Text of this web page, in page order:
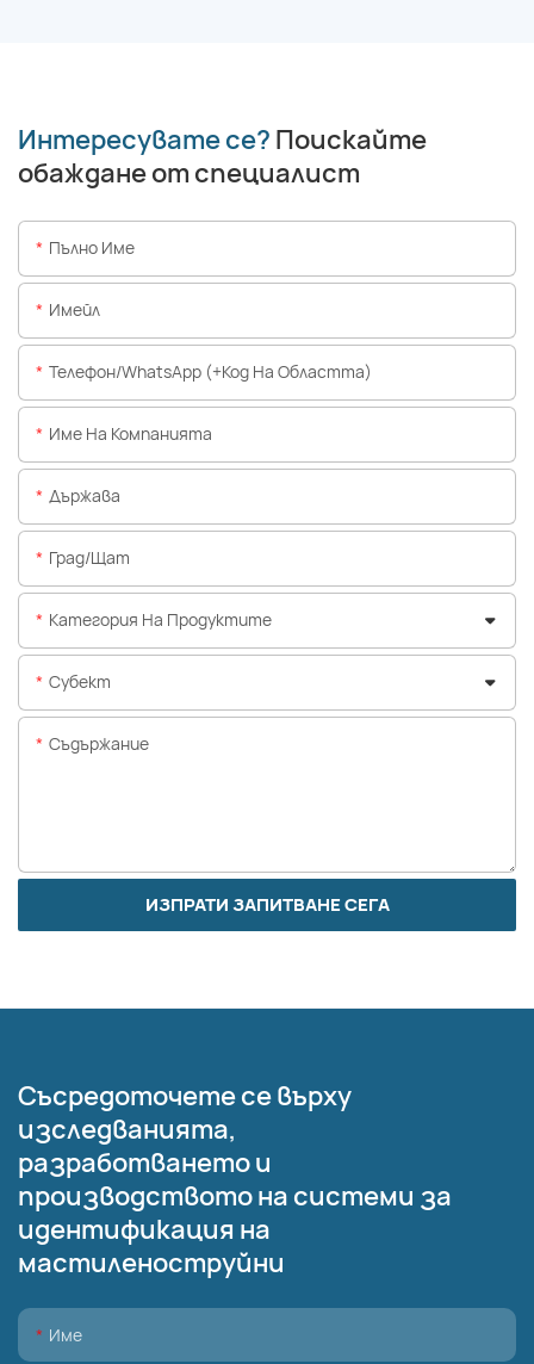
Интересувате се? Поискайте
обаждане от специалист
Пълно Име
Имейл
Телефон/WhatsApp (+Код На Областта)
Име На Компанията
Държава
Град/щат
Категория На Продуктите
Субект
Съдържание
ИЗПРАТИ ЗАПИТВАНЕ СЕГА
Съсредоточете се върху
изследванията,
разработването и
производството на системи за
идентификация на
мастиленоструйни
Име